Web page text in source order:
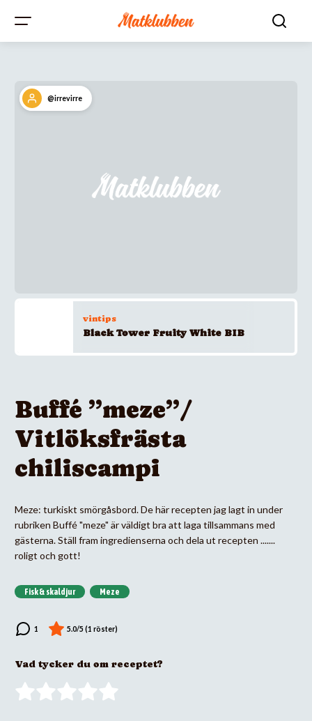
@irrevirre
vintips
Black Tower Fruity White BIB
Buffé ”meze”/
Vitlöksfrästa
chiliscampi
Meze: turkiskt smörgåsbord. De här recepten jag lagt in under
rubriken Buffé "meze" är väldigt bra att laga tillsammans med
gästerna. Ställ fram ingredienserna och dela ut recepten .......
roligt och gott!
Fisk & skaldjur Meze
Vad tycker du om receptet?